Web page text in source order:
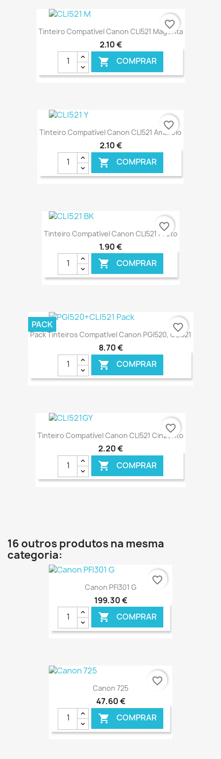
€ ONLINE
Tinteiro Compatível Canon CLI521 Magenta
2,10 €
 COMPRAR
€ ONLINE
favorite_border
Tinteiro Compatível Canon CLI521 Amarelo
2,10 €
 COMPRAR
€ ONLINE
favorite_border
Tinteiro Compatível Canon CLI521 Preto
1,90 €
 COMPRAR
€ ONLINE
favorite_border
Pack Tinteiros Compatível Canon PGI520, CLI521
8,70 €
 COMPRAR
€ ONLINE
PACK favorite_border
Tinteiro Compatível Canon CLI521 Cinzento
2,20 €
 COMPRAR
favorite_border
16 outros produtos na mesma
categoria:
Canon PFI301 G
199,30 €
 COMPRAR
€ ONLINE
favorite_border
Canon 725
47,60 €
 COMPRAR
favorite_border